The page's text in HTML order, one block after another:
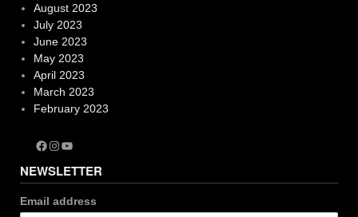
August 2023
July 2023
June 2023
May 2023
April 2023
March 2023
February 2023
Facebook
Instagram
YouTube
NEWSLETTER
Email address